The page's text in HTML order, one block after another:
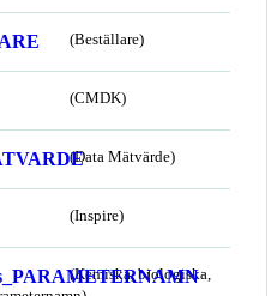
(Beställare)
(CMDK)
(Data Mätvärde)
(Inspire)
(Kemiska, biologiska,